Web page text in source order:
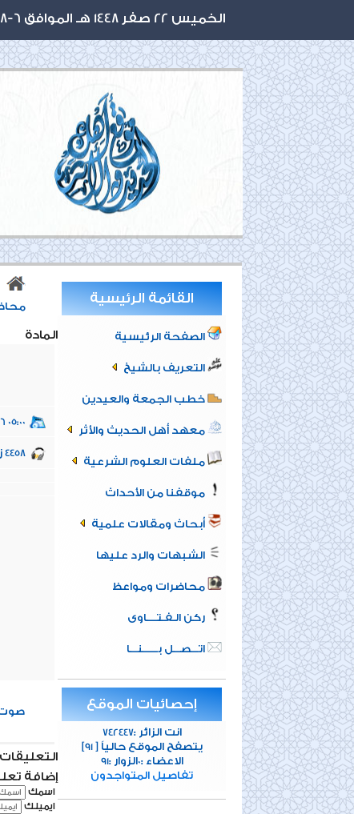
الخميس 22 صفر 1448 هـ الموافق 6-8-2026 م
القائمة الرئيسية
الصفحة الرئيسية
التعريف بالشيخ
خطب الجمعة والعيدين
معهد أهل الحديث والأثر
ملفات العلوم الشرعية
موقفنا من الأحداث
أبحاث ومقالات علمية
الشبهات والرد عليها
محاضرات ومواعظ
ركن الـفـتــــاوى
اتـــصـــل بــــــنـــا
إحصائيات الموقع
انت الزائر :742447
[يتصفح الموقع حالياً [91
الاعضاء :0الزوار :91
تفاصيل المتواجدون
المادة
05:00
4458
التعليقات : 0
إضافة
اسمك
ايميلك